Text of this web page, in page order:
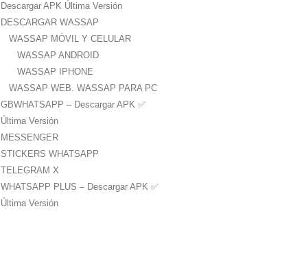
Descargar APK Última Versión
DESCARGAR WASSAP
WASSAP MÓVIL Y CELULAR
WASSAP ANDROID
WASSAP IPHONE
WASSAP WEB. WASSAP PARA PC
GBWHATSAPP – Descargar APK ✅️
Última Versión
MESSENGER
STICKERS WHATSAPP
TELEGRAM X
WHATSAPP PLUS – Descargar APK ✅️
Última Versión